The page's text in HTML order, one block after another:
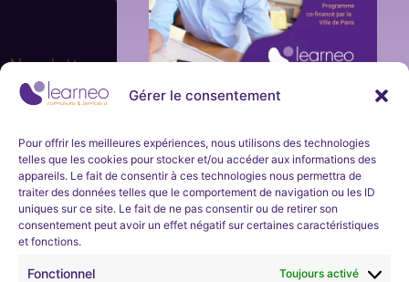
Gérer le consentement
Pour offrir les meilleures expériences, nous utilisons des technologies
telles que les cookies pour stocker et/ou accéder aux informations des
appareils. Le fait de consentir à ces technologies nous permettra de
traiter des données telles que le comportement de navigation ou les ID
uniques sur ce site. Le fait de ne pas consentir ou de retirer son
consentement peut avoir un effet négatif sur certaines caractéristiques
et fonctions.
Fonctionnel Toujours activé
Newsletter
Ne manquez aucune actualité de la part de Learneo
vous à notre newsletter mensuelle.
S'inscrire
Nous développons l’expertise professionnelle et soutenons
l’évolution de carrières dans les domaines technologiques
immédiate
et en
continu
Learneo Académie organise unprogramme